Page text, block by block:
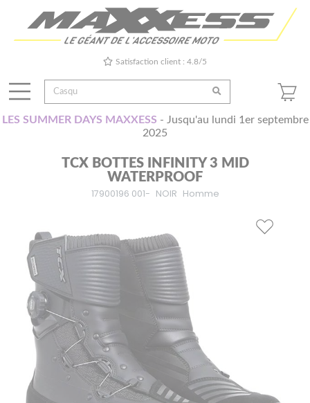
Satisfaction client : 4.8/5
LES SUMMER DAYS MAXXESS - Jusqu'au lundi 1er septembre
2025
TCX BOTTES INFINITY 3 MID
WATERPROOF
17900196 001- NOIR Homme